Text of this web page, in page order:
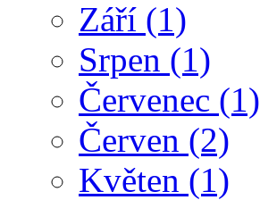
Září (1)
Srpen (1)
Červenec (1)
Červen (2)
Květen (1)